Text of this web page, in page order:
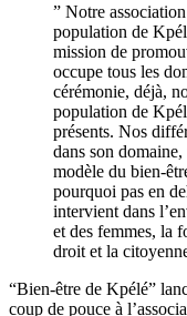
” Notre
population de
mission de
occupe tous les
cérémonie, déjà,
population de
présents. Nos
dans son
modèle du bien-
pourquoi pas en
intervient dans
et des femmes, la
droit et la
“Bien-être de Kpélé”
coup de pouce à